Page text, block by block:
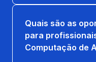
EM CPU/C++
36 horas
TRANSIÇÃO
Quais são as
para
Computação de